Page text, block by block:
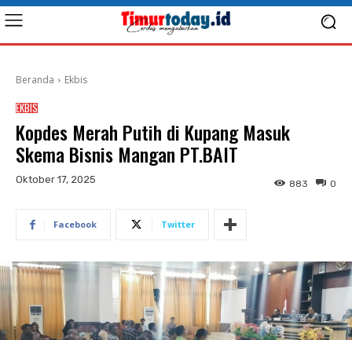
Beranda Ekbis
EKBIS
Kopdes Merah Putih di Kupang Masuk
Skema Bisnis Mangan PT.BAIT
Oktober 17, 2025 0
883
Facebook Twitter